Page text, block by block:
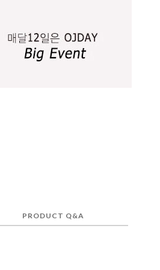
PRODUCT Q&A